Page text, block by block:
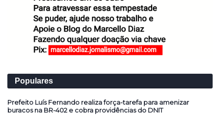
Populares
Prefeito Luís Fernando realiza força-tarefa para amenizar
buracos na BR-402 e cobra providências do DNIT